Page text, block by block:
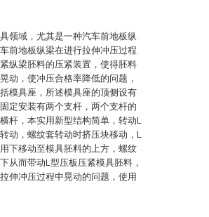
领域，尤其是一种汽车前地板纵
前地板纵梁在进行拉伸冲压过程
纵梁胚料的压紧装置，使得胚料
动，使冲压合格率降低的问题，
模具座，所述模具座的顶侧设有
定安装有两个支杆，两个支杆的
杆，本实用新型结构简单，转动L
动，螺纹套转动时挤压块移动，L
下移动至模具胚料的上方，螺纹
从而带动L型压板压紧模具胚料，
伸冲压过程中晃动的问题，使用